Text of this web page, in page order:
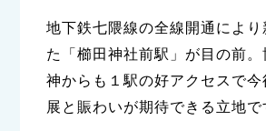
地下鉄七隈線の全線開通により
た「櫛田神社前駅」が目の前。
神からも１駅の好アクセスで今
展と賑わいが期待できる立地で